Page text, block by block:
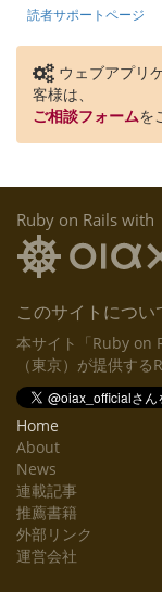
読者サポートページ
ウェブアプリ
客様は、
ご相談フォームを
Ruby on Rails with
このサイトについ
本サイト「Ruby on
（東京）が提供す
Home
About
News
連載記事
推薦書籍
外部リンク
運営会社